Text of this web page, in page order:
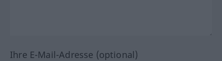
Ihre E-Mail-Adresse (optional)